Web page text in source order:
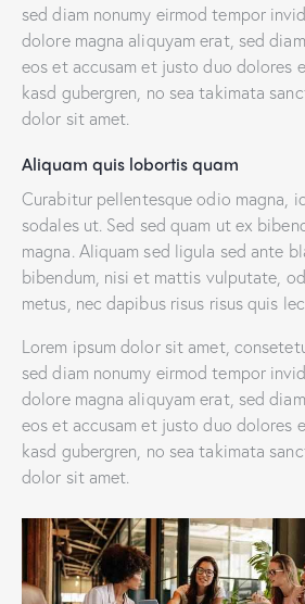
sed diam nonumy eirmod tempor
dolore magna aliquyam erat, sed
eos et accusam et justo duo dolores
kasd gubergren, no sea takimata
dolor sit amet.
Aliquam quis lobortis quam
Curabitur pellentesque odio magna,
sodales ut. Sed sed quam ut ex
magna. Aliquam sed ligula sed ante
bibendum, nisi et mattis vulputate,
metus, nec dapibus risus risus quis
Lorem ipsum dolor sit amet,
sed diam nonumy eirmod tempor
dolore magna aliquyam erat, sed
eos et accusam et justo duo dolores
kasd gubergren, no sea takimata
dolor sit amet.